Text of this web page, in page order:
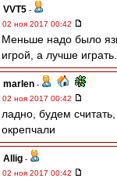
VVT5 -
02 ноя 2017 00:42
Меньше надо было
игрой, а лучше играть.
marlen -
02 ноя 2017 00:42
ладно, будем
окрепчали
Allig -
02 ноя 2017 00:42